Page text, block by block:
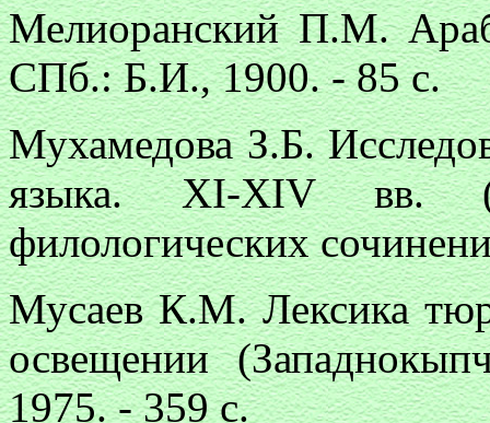
Мелиоранский П.М.
СПб.: Б.И., 1900. - 85 с.
Мухамедова З.Б.
языка. ХI-ХIV вв.
филологических
Мусаев К.М. Лексика
освещении
1975. - 359 с.